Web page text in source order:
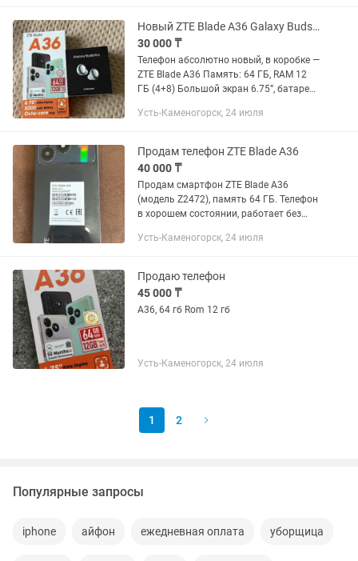
Новый ZTE Blade A36 Galaxy Buds Pro Срочно, ниже рынка
30 000 ₸
Телефон абсолютно новый, в коробке —
ZTE Blade A36 Память: 64 ГБ, RAM 12
ГБ (4+8) Большой экран 6.75”, батарея
Наушники Samsung Galaxy Buds Pro —
Усть-Каменогорск, 24 июля
Продам телефон ZTE Blade A36
40 000 ₸
Продам смартфон ZTE Blade A36
(модель Z2472), память 64 ГБ. Телефон
в хорошем состоянии, работает без
звонков, социальных сетей, просмотра
Усть-Каменогорск, 24 июля
Продаю телефон
45 000 ₸
А36, 64 гб Rom 12 гб
Усть-Каменогорск, 24 июля
1 2
Популярные запросы
iphone айфон ежедневная оплата уборщица